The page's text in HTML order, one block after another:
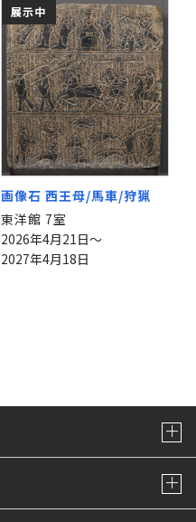
展示中
画像石 西王母/馬車/狩猟
東洋館 7室
2026年4月21日～
2027年4月18日